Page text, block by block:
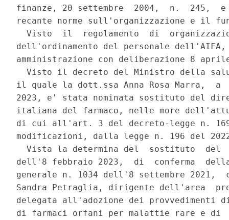
finanze, 20 settembre  2004,  n.  245,
recante norme sull'organizzazione e il
Visto  il  regolamento  di
dell'ordinamento del personale
amministrazione con deliberazione 8
Visto il decreto del Ministro della
il quale la dott.ssa Anna Rosa Marra,  a
2023, e' stata nominata sostituto del
italiana del farmaco, nelle more
di cui all'art. 3 del decreto-legge n.
modificazioni, dalla legge n. 196 del
Vista la determina del  sostituto  del
dell'8 febbraio 2023,  di  conferma
generale n. 1034 dell'8 settembre
Sandra Petraglia, dirigente dell'area
delegata all'adozione dei provvedimenti
di farmaci orfani per malattie rare e di